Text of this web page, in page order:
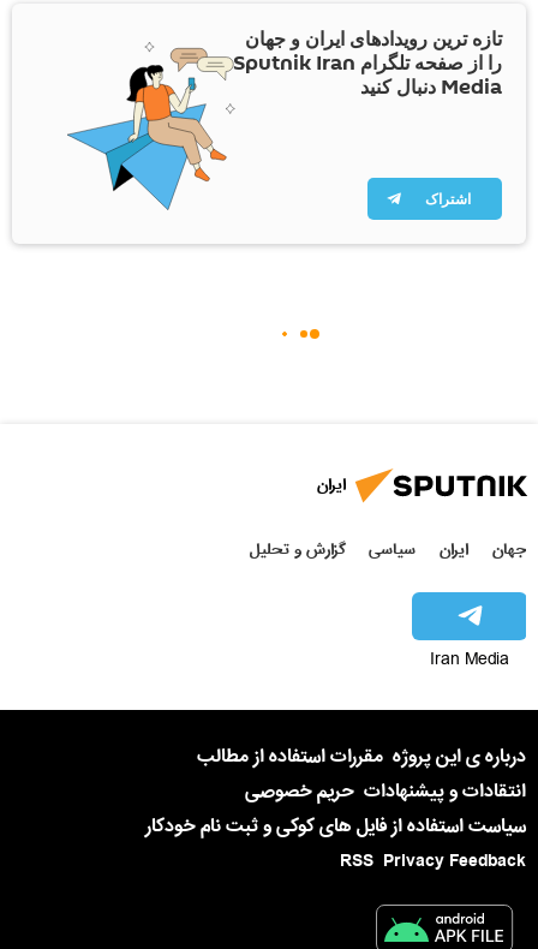
تازه ترین رویدادهای ایران و جهان
را از صفحه تلگرام Sputnik Iran
Media دنبال کنید
اشتراک
ایران
جهان ایران سیاسی گزارش و تحلیل
Iran Media
درباره ی این پروژه مقررات استفاده از مطالب
انتقادات و پیشنهادات حریم خصوصی
سیاست استفاده از فایل های کوکی و ثبت نام خودکار
Privacy Feedback
RSS